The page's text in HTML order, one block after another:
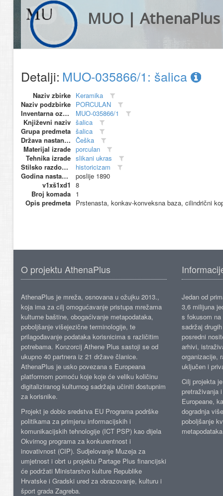
MUO | AthenaPlus
Detalji: MUO-035866/1: šalica
Naziv zbirke Keramika
Naziv podzbirke PORCULAN
Inventarna oznaka
MUO-035866/1
Književni naziv šalica
Grupa predmeta šalica
Država nastanka Češka
Materijal izrade porculan
Tehnika izrade slikani ukras
Stilsko razdoblje
historicizam
Godina nastanka
poslije 1890
v1xš1xd1
8
Broj komada 1
Opis predmeta Prstenasta, konkav-konveksna baza, cilindrični
O projektu AthenaPlus
AthenaPlus je mreža, osnovana u ožujku 2013.,
koja ima za cilj omogućavanje pristupa mrežama
kulturne baštine, obogaćivanje metapodataka,
poboljšanje višejezične terminologije, te
prilagođavanje podataka korisnicima s različitim
potrebama. Konzorcij Athene Plus sastoji se od
ukupno 40 partnera iz 21 države članice.
AthenaPlus je usko povezana s Europeana
platformom pomoću koje koje će veliku količinu
digitaliziranog kulturnog sadržaja učiniti dostupnim
za korisnike.
Projekt je dobio sredstva EU Programa podrške
politikama za primjenu informacijskih i
komunikacijskih tehnologije (ICT PSP) kao dijela
Okvirnog programa za konkurentnost i
inovativnost (CIP). Sudjelovanje Muzeja za
umjetnost i obrt u projektu Partage Plus financijski
će podržati Ministarstvo kulture Republike
Hrvatske i Gradski ured za obrazovanje, kulturu i
šport grada Zagreba.
Jedan od
3,6 milijuna
s fokusom
sadržaj
posredni
arhivi,
organizacije,
uključen i
Cilj projekta
pretraživanja
Europeane,
dogradnja
poboljšanje